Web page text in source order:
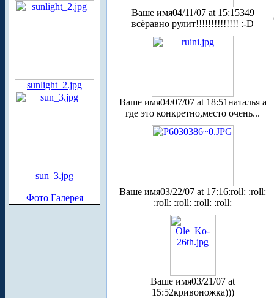
sunlight_2.jpg
sun_3.jpg
Фото Галерея
Ваше имя04/11/07 at 15:15349
всёравно рулит!!!!!!!!!!!!!! :-D
Ваше имя04/07/07 at 18:51наталья а
где это конкретно,место очень...
Ваше имя03/22/07 at 17:16:roll: :roll:
:roll: :roll: :roll: :roll:
Ваше имя03/21/07 at
15:52кривоножка)))